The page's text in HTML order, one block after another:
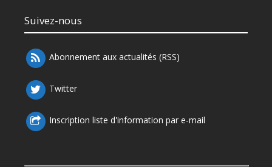
Suivez-nous
Abonnement aux actualités (RSS)
Twitter
Inscription liste d'information par e-mail